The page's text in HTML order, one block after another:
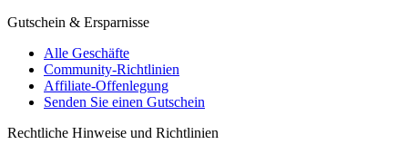
Gutschein & Ersparnisse
Alle Geschäfte
Community-Richtlinien
Affiliate-Offenlegung
Senden Sie einen Gutschein
Rechtliche Hinweise und Richtlinien